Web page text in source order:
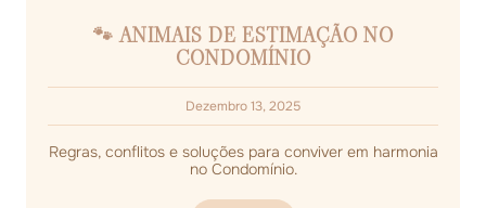
🐾 ANIMAIS DE ESTIMAÇÃO NO
CONDOMÍNIO
Dezembro 13, 2025
Regras, conflitos e soluções para conviver em harmonia
no Condomínio.